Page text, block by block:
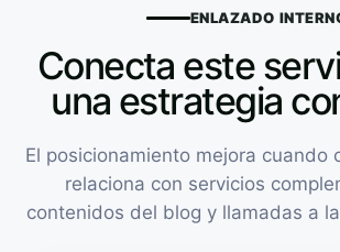
ENLAZADO
Conecta este
una estrategia
El posicionamiento mejora cuando
relaciona con servicios
contenidos del blog y llamadas a